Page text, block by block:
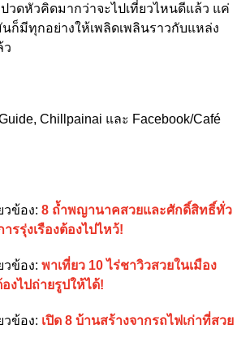
วดหัวคิดมากว่าจะไปเที่ยวไหนดีแล้ว แค่
ก็มีทุกอย่างให้เพลิดเพลินราวกับแหล่ง
ว
Chillpainai และ Facebook/Café
ข้อง: 8 ถ้ำพญานาคสวยและศักดิ์สิทธิ์ทั่ว
รรุ่งเรืองต้องไปไหว้!
ข้อง: พาเที่ยว 10 ไร่ชาวิวสวยในเมือง
งไปถ่ายรูปให้ได้!
ข้อง: เปิด 8 บ้านสร้างจากรถไฟเก่าที่สวย